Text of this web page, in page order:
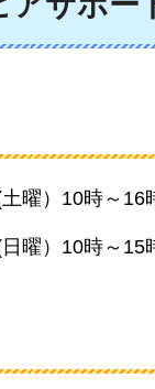
曜）10時～16
曜）10時～15